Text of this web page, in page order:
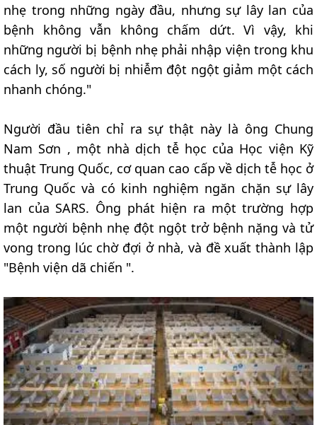
nhẹ trong những ngày đầu, nhưng sự lây lan của
bệnh không vẫn không chấm dứt. Vì vậy, khi
những người bị bệnh nhẹ phải nhập viện trong khu
cách ly, số người bị nhiễm đột ngột giảm một cách
nhanh chóng."
Người đầu tiên chỉ ra sự thật này là ông Chung
Nam Sơn , một nhà dịch tễ học của Học viện Kỹ
thuật Trung Quốc, cơ quan cao cấp về dịch tễ học ở
Trung Quốc và có kinh nghiệm ngăn chặn sự lây
lan của SARS. Ông phát hiện ra một trường hợp
một người bệnh nhẹ đột ngột trở bệnh nặng và tử
vong trong lúc chờ đợi ở nhà, và đề xuất thành lập
"Bệnh viện dã chiến ".